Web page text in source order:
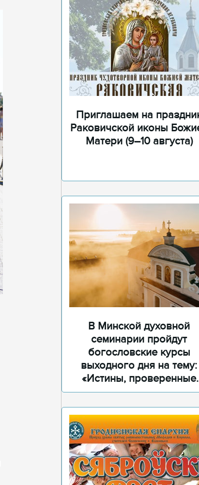
Приглашаем на
Раковичской иконы
Матери (9–10 августа)
В Минской духовной
семинарии пройдут
богословские курсы
выходного дня на тему:
«Истины, проверенные
временем»